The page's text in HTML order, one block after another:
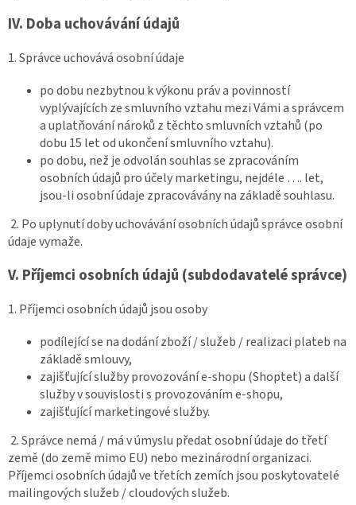
IV. Doba uchovávání údajů
1. Správce uchovává osobní údaje
po dobu nezbytnou k výkonu práv a povinností
vyplývajících ze smluvního vztahu mezi Vámi a správcem
a uplatňování nároků z těchto smluvních vztahů (po
dobu 15 let od ukončení smluvního vztahu).
po dobu, než je odvolán souhlas se zpracováním
osobních údajů pro účely marketingu, nejdéle …. let,
jsou-li osobní údaje zpracovávány na základě souhlasu.
2. Po uplynutí doby uchovávání osobních údajů správce osobní
údaje vymaže.
V. Příjemci osobních údajů (subdodavatelé správce)
1. Příjemci osobních údajů jsou osoby
podílející se na dodání zboží / služeb / realizaci plateb na
základě smlouvy,
zajišťující služby provozování e-shopu (Shoptet) a další
služby v souvislosti s provozováním e-shopu,
zajišťující marketingové služby.
2. Správce nemá / má v úmyslu předat osobní údaje do třetí
země (do země mimo EU) nebo mezinárodní organizaci.
Příjemci osobních údajů ve třetích zemích jsou poskytovatelé
mailingových služeb / cloudových služeb.